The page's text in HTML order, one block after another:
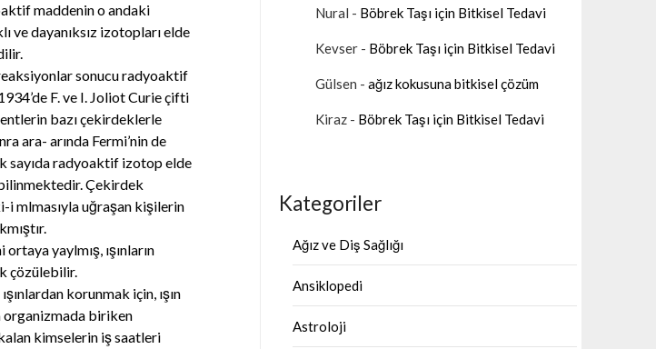
maddenin o andaki
ve dayanıksız izotopları elde
sonucu radyoaktif
F. ve I. Joliot Curie çifti
bazı çekirdeklerle
ara- arında Fermi’nin de
sayıda radyoaktif izotop elde
Çekirdek
i mlmasıyla uğraşan kişilerin
yaylmış, ışınların
çözülebilir.
korunmak için, ışın
organizmada biriken
kimselerin iş saatleri
Nural - Böbrek Taşı için Bitkisel Tedavi
Kevser- Böbrek Taşı için Bitkisel Tedavi
Gülsen - ağız kokusuna bitkisel çözüm
Kiraz- Böbrek Taşı için Bitkisel Tedavi
Kategoriler
Ağız ve Diş Sağlığı
Ansiklopedi
Astroloji